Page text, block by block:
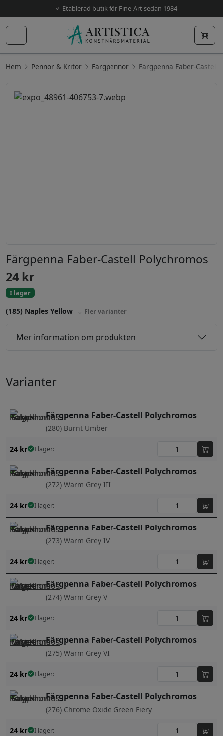
Etablerad butik för Fine-Art sedan 1984
Hem Pennor & Kritor Färgpennor Färgpenna Faber-Castell
Färgpenna Faber-Castell Polychromos
24 kr
I lager
(185) Naples Yellow Fler varianter
Mer information om produkten
Varianter
Färgpenna Faber-Castell Polychromos
(280) Burnt Umber
24 kr I lager:
Färgpenna Faber-Castell Polychromos
(272) Warm Grey III
24 kr I lager:
Färgpenna Faber-Castell Polychromos
(273) Warm Grey IV
24 kr I lager:
Färgpenna Faber-Castell Polychromos
(274) Warm Grey V
24 kr I lager:
Färgpenna Faber-Castell Polychromos
(275) Warm Grey VI
24 kr I lager:
Färgpenna Faber-Castell Polychromos
(276) Chrome Oxide Green Fiery
24 kr I lager: